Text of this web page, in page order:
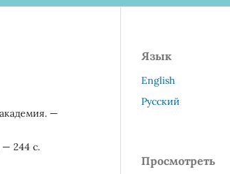
—
— 244 с.
Язык
English
Русский
Просмотреть